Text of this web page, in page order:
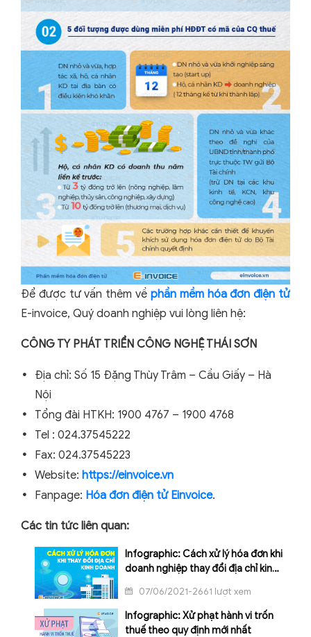
Để được tư vấn thêm về phần mềm hóa đơn điện tử
E-invoice, Quý doanh nghiệp vui lòng liên hệ:
CÔNG TY PHÁT TRIỂN CÔNG NGHỆ THÁI SƠN
Địa chỉ: Số 15 Đặng Thùy Trâm – Cầu Giấy – Hà
Nội
Tổng đài HTKH: 1900 4767 – 1900 4768
Tel : 024.37545222
Fax: 024.37545223
Website: https://einvoice.vn
Fanpage: Hóa đơn điện tử Einvoice.
Các tin tức liên quan:
Infographic: Cách xử lý hóa đơn khi
doanh nghiệp thay đổi địa chỉ kinh
07/06/2021-2661 lượt xem
Infographic: Xử phạt hành vi trốn
thuế theo quy định mới nhất